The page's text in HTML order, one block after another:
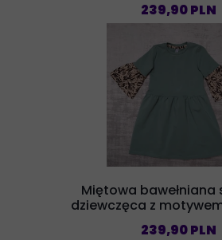
239,90 PLN
Miętowa bawełniana
dziewczęca z
239,90 PLN